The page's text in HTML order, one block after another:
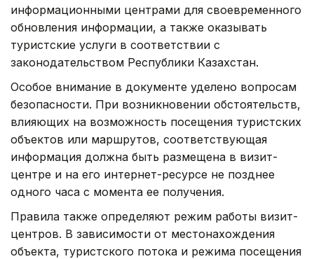
информационными центрами для своевременного
обновления информации, а также оказывать
туристские услуги в соответствии с
законодательством Республики Казахстан.
Особое внимание в документе уделено вопросам
безопасности. При возникновении обстоятельств,
влияющих на возможность посещения туристских
объектов или маршрутов, соответствующая
информация должна быть размещена в визит-
центре и на его интернет-ресурсе не позднее
одного часа с момента ее получения.
Правила также определяют режим работы визит-
центров. В зависимости от местонахождения
объекта, туристского потока и режима посещения